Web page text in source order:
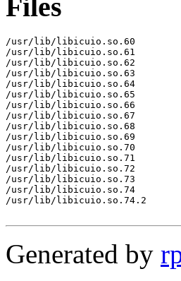
Files
/usr/lib/libicuio.so.60
/usr/lib/libicuio.so.61
/usr/lib/libicuio.so.62
/usr/lib/libicuio.so.63
/usr/lib/libicuio.so.64
/usr/lib/libicuio.so.65
/usr/lib/libicuio.so.66
/usr/lib/libicuio.so.67
/usr/lib/libicuio.so.68
/usr/lib/libicuio.so.69
/usr/lib/libicuio.so.70
/usr/lib/libicuio.so.71
/usr/lib/libicuio.so.72
/usr/lib/libicuio.so.73
/usr/lib/libicuio.so.74
/usr/lib/libicuio.so.74.2
Generated by